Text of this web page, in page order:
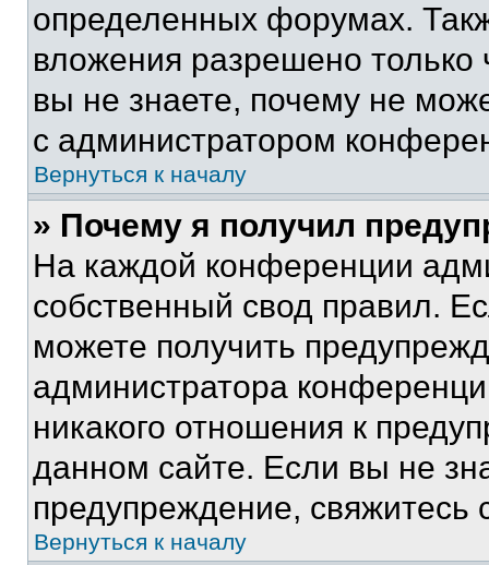
определенных форумах.
вложения разрешено
вы не знаете, почему не
с администратором
Вернуться к началу
» Почему я получил
На каждой конференции
собственный свод правил.
можете получить
администратора
никакого отношения к
данном сайте. Если вы не
предупреждение,
Вернуться к началу